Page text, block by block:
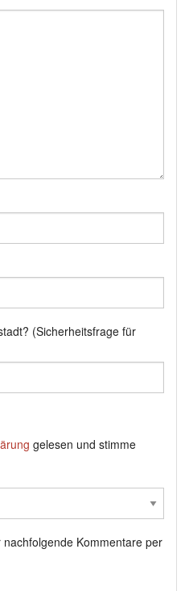
(Sicherheitsfrage für
gelesen und stimme
Kommentare per